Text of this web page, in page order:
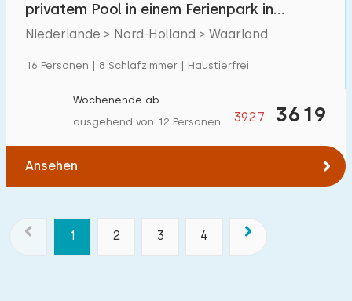
privatem Pool in einem Ferienpark in
Waarland
Niederlande > Nord-Holland > Waarland
16 Personen | 8 Schlafzimmer | Haustierfrei
3927 3619
Wochenende ab
ausgehend von 12 Personen
Ansehen
1 2 3 4